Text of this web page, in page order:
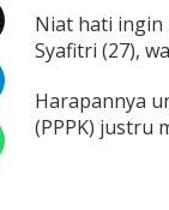
n
g
e
r
t
Niat hati ingin
Syafitri (27),
Harapannya
(PPPK) justru